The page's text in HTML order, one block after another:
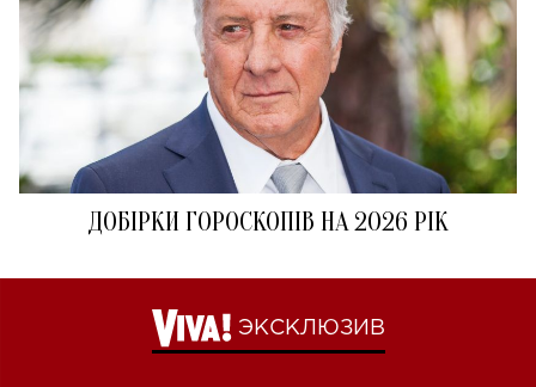
ДОБІРКИ ГОРОСКОПІВ НА 2026 РІК
ЭКСКЛЮЗИВ